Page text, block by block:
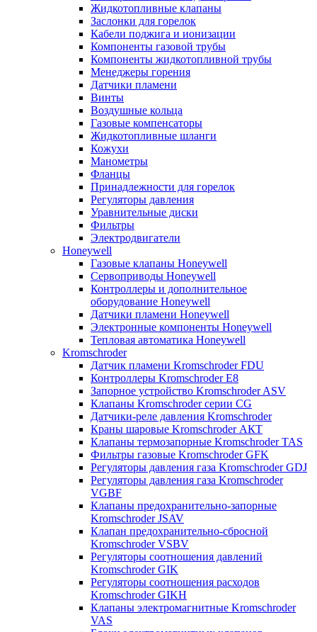
Жидкотопливные клапаны
Заслонки для горелок
Кабели поджига и ионизации
Компоненты газовой трубы
Компоненты жидкотопливной трубы
Менеджеры горения
Датчики пламени
Винты
Воздушные кольца
Газовые компенсаторы
Жидкотопливные шланги
Кожухи
Манометры
Фланцы
Принадлежности для горелок
Регуляторы давления
Уравнительные диски
Фильтры
Электродвигатели
Honeywell
Газовые клапаны Honeywell
Сервоприводы Honeywell
Контроллеры и дополнительное
оборудование Honeywell
Датчики пламени Honeywell
Электронные компоненты Honeywell
Тепловая автоматика Honeywell
Kromschroder
Датчик пламени Kromschroder FDU
Контроллеры Kromschroder E8
Запорное устройство Kromschroder ASV
Клапаны Kromschroder серии CG
Датчики-реле давления Kromschroder
Краны шаровые Kromschroder АКТ
Клапаны термозапорные Kromschroder TAS
Фильтры газовые Kromschroder GFK
Регуляторы давления газа Kromschroder GDJ
Регуляторы давления газа Kromschroder
VGBF
Клапаны предохранительно-запорные
Kromschroder JSAV
Клапан предохранительно-сбросной
Kromschroder VSBV
Регуляторы соотношения давлений
Kromschroder GIK
Регуляторы соотношения расходов
Kromschroder GIKH
Клапаны электромагнитные Kromschroder
VAS